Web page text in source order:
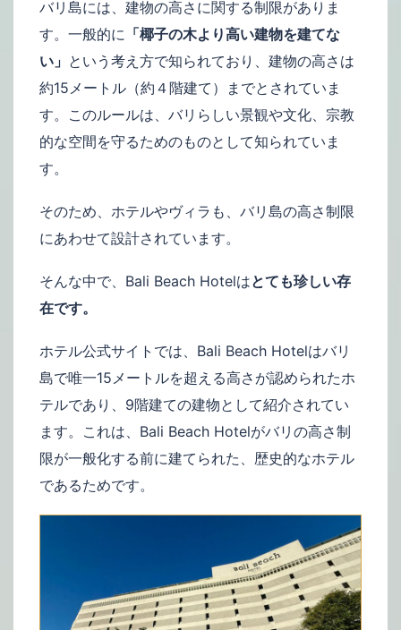
バリ島には、建物の高さに関する制限がありま
す。一般的に 「椰子の木より高い建物を建てな
い」 という考え方で知られており、建物の高さは
約15メートル（約４階建て）までとされていま
す。このルールは、バリらしい景観や文化、宗教
的な空間を守るためのものとして知られていま
す。
そのため、ホテルやヴィラも、バリ島の高さ制限
にあわせて設計されています。
そんな中で、Bali Beach Hotelはとても珍しい存
在です。
ホテル公式サイトでは、Bali Beach Hotelはバリ
島で唯一15メートルを超える高さが認められたホ
テルであり、9階建ての建物として紹介されてい
ます。これは、Bali Beach Hotelがバリの高さ制
限が一般化する前に建てられた、歴史的なホテル
であるためです。